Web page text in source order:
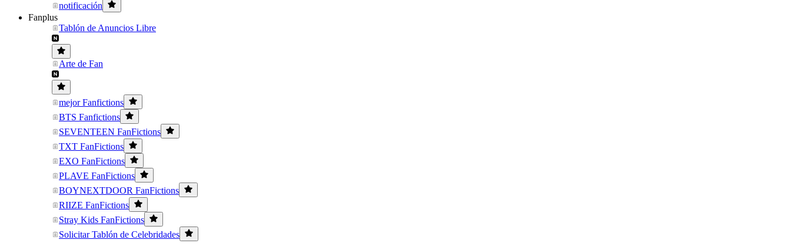
notificación
Fanplus
Tablón de Anuncios Libre
Arte de Fan
mejor Fanfictions
BTS Fanfictions
SEVENTEEN FanFictions
TXT FanFictions
EXO FanFictions
PLAVE FanFictions
BOYNEXTDOOR FanFictions
RIIZE FanFictions
Stray Kids FanFictions
Solicitar Tablón de Celebridades